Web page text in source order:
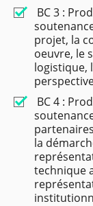
BC 3 :
projet, la
oeuvre, le
logistique,
BC 4 :
la
technique